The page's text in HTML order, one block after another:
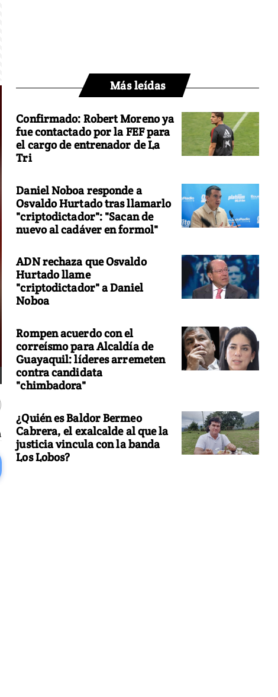
Más leídas
Confirmado: Robert Moreno ya
fue contactado por la FEF para
el cargo de entrenador de La
Tri
Daniel Noboa responde a
Osvaldo Hurtado tras llamarlo
"criptodictador": "Sacan de
nuevo al cadáver en formol"
ADN rechaza que Osvaldo
Hurtado llame
"criptodictador" a Daniel
Noboa
Rompen acuerdo con el
correísmo para Alcaldía de
Guayaquil: líderes arremeten
contra candidata
"chimbadora"
¿Quién es Baldor Bermeo
Cabrera, el exalcalde al que la
justicia vincula con la banda
Los Lobos?